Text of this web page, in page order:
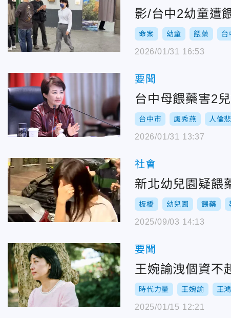
影/台中2幼童遭
命案 幼童 餵藥 台
2026/01/31 16:53
要聞
台中母餵藥害2
台中市 盧秀燕 人倫
2026/01/31 13:37
社會
新北幼兒園疑
板橋 幼兒園 餵藥
2025/09/03 14:13
要聞
王婉諭洩個資
時代力量 王婉諭 王
2025/01/15 12:21